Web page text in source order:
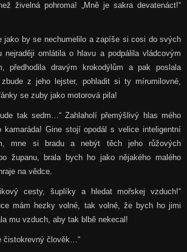
živelná pohroma! „Mně je sakra devatenáct!“
jako by se nechumelilo a zapíše si cosi do svých
omlátila o hlavu a podpálila vládcovým
předhodila dravým krokodýlům a pak poslala
z jeho lejster, pohladit si ty mírumilovné,
se zuby jako motorová pila!
tak sedm…“ Zahlaholí přemýšlivý hlas mého
kamaráda! Gine stojí opodál s velice inteligentní
mne si bradu a nebýt těch jeho růžových
županu, brala bych ho jako nějakého malého
na vědce.
cesty, šuplíky a hledat mořskej vzduch!“
mám hezky volné, tak volné, že bych ho jimi
mu vzduch, aby tak blbě nekecal!
čistokrevný člověk…“